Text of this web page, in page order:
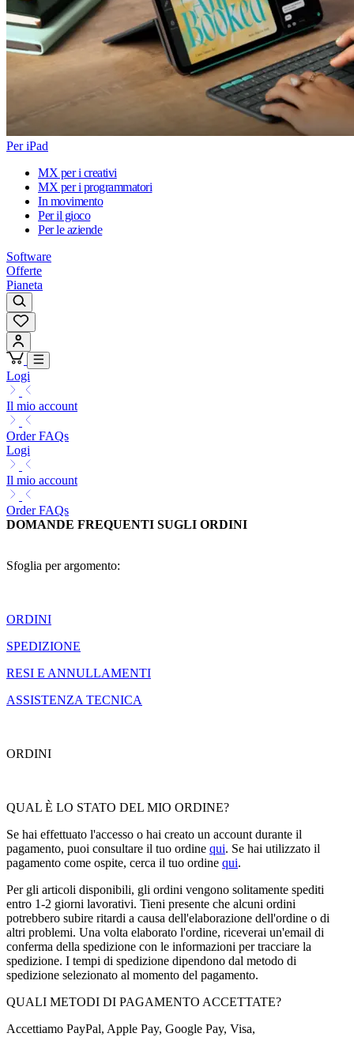
Per iPad
MX per i creativi
MX per i programmatori
In movimento
Per il gioco
Per le aziende
Software
Offerte
Pianeta
Logi
Il mio account
Order FAQs
Logi
Il mio account
Order FAQs
DOMANDE FREQUENTI SUGLI ORDINI
Sfoglia per argomento:
ORDINI
SPEDIZIONE
RESI E ANNULLAMENTI
ASSISTENZA TECNICA
ORDINI
QUAL È LO STATO DEL MIO ORDINE?
Se hai effettuato l'accesso o hai creato un account durante il
pagamento, puoi consultare il tuo ordine qui. Se hai utilizzato il
pagamento come ospite, cerca il tuo ordine qui.
Per gli articoli disponibili, gli ordini vengono solitamente spediti
entro 1-2 giorni lavorativi. Tieni presente che alcuni ordini
potrebbero subire ritardi a causa dell'elaborazione dell'ordine o di
altri problemi. Una volta elaborato l'ordine, riceverai un'email di
conferma della spedizione con le informazioni per tracciare la
spedizione. I tempi di spedizione dipendono dal metodo di
spedizione selezionato al momento del pagamento.
QUALI METODI DI PAGAMENTO ACCETTATE?
Accettiamo PayPal, Apple Pay, Google Pay, Visa,